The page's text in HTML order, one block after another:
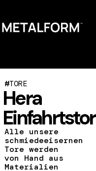
#TORE
Hera
Einfahrtstor
Alle unsere
schmiedeeisernen
Tore werden
von Hand aus
Materialien